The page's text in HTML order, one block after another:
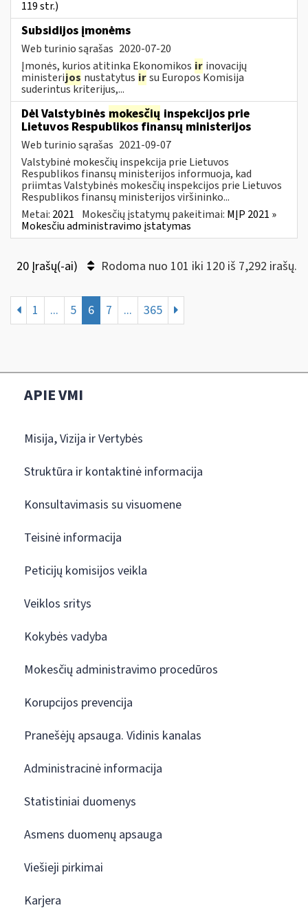
119 str.)
Subsidijos įmonėms
Web turinio sąrašas 2020-07-20
Įmonės, kurios atitinka Ekonomikos ir inovacijų
ministerijos nustatytus irsu Europos Komisija
suderintus kriterijus,...
Dėl Valstybinės mokesčių inspekcijos prie
Lietuvos Respublikos finansų ministerijos
Web turinio sąrašas 2021-09-07
Valstybinė mokesčių inspekcija prie Lietuvos
Respublikos finansų ministerijos informuoja, kad
priimtas Valstybinės mokesčių inspekcijos prie Lietuvos
Respublikos finansų ministerijos viršininko...
Metai: 2021 Mokesčių įstatymų pakeitimai: MĮP 2021 »
Mokesčiu administravimo įstatymas
20 Įrašų(-ai) Rodoma nuo 101 iki 120 iš 7,292 irašų.
1 ... 5 6 7 ... 365
APIE VMI
Misija, Vizija ir Vertybės
Struktūra ir kontaktinė informacija
Konsultavimasis su visuomene
Teisinė informacija
Peticijų komisijos veikla
Veiklos sritys
Kokybės vadyba
Mokesčių administravimo procedūros
Korupcijos prevencija
Pranešėjų apsauga. Vidinis kanalas
Administracinė informacija
Statistiniai duomenys
Asmens duomenų apsauga
Viešieji pirkimai
Karjera